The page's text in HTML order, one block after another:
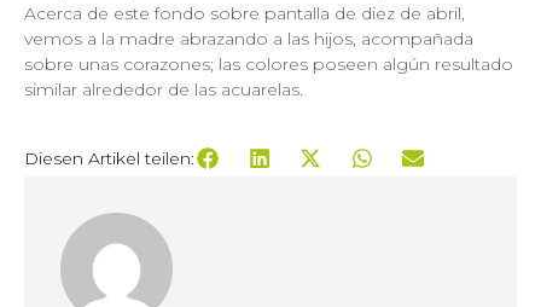
Acerca de este fondo sobre pantalla de diez de abril,
vemos a la madre abrazando a las hijos, acompañada
sobre unas corazones; las colores poseen algún resultado
similar alrededor de las acuarelas.
Diesen Artikel teilen: